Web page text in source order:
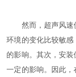
然而，超声风速
环境的变化比较敏
的影响。其次，安
一定的影响。因此